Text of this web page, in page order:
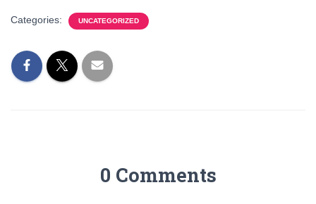
Categories: UNCATEGORIZED
0 Comments